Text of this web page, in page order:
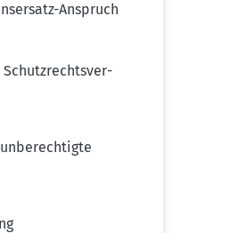
Anspruch
Schutz­rechts­ver­